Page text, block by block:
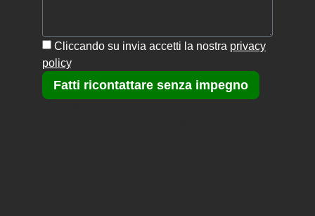
Cliccando su invia accetti la nostra privacy
policy.
Fatti ricontattare senza impegno